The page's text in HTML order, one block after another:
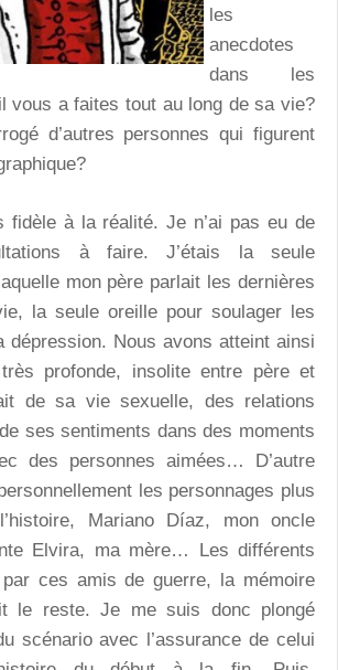
les
anecdotes
dans les
vous a faites tout au long de sa vie?
d’autres personnes qui figurent
fidèle à la réalité. Je n’ai pas eu de
à faire. J’étais la seule
mon père parlait les dernières
la seule oreille pour soulager les
dépression. Nous avons atteint ainsi
profonde, insolite entre père et
de sa vie sexuelle, des relations
ses sentiments dans des moments
des personnes aimées… D’autre
les personnages plus
Mariano Díaz, mon oncle
Elvira, ma mère… Les différents
ces amis de guerre, la mémoire
le reste. Je me suis donc plongé
scénario avec l’assurance de celui